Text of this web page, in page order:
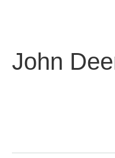
John